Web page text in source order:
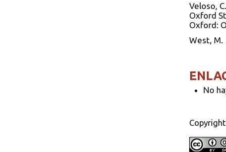
Veloso,
Oxford
Oxford:
West, M.
No